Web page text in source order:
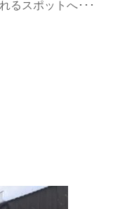
るスポットへ･･･